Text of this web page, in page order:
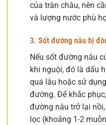
của trân châu, nên
và lượng nước phù
3. Sốt đường nâu bị
Nếu sốt đường nâu
khi nguội, đó là dấu
quá lâu hoặc sử
đường. Để khắc
đường nâu trở lại
lọc (khoảng 1-2